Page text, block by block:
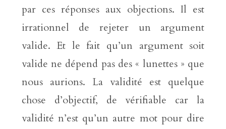
par ces réponses aux objections. Il est
irrationnel de rejeter un argument
valide. Et le fait qu’un argument soit
valide ne dépend pas des « lunettes » que
nous aurions. La validité est quelque
chose d’objectif, de vérifiable car la
validité n’est qu’un autre mot pour dire